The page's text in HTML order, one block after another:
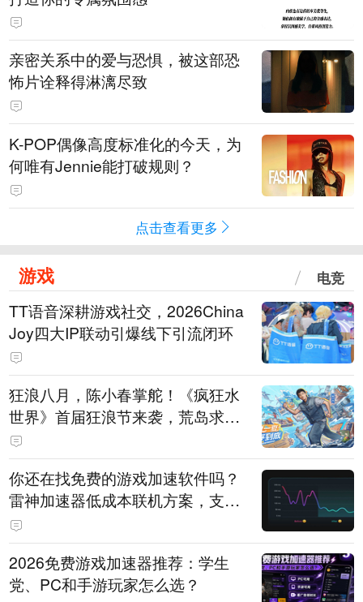
亲密关系中的爱与恐惧，被这部恐
怖片诠释得淋漓尽致
K-POP偶像高度标准化的今天，为
何唯有Jennie能打破规则？
点击查看更多
游戏 电竞
TT语音深耕游戏社交，2026China
Joy四大IP联动引爆线下引流闭环
狂浪八月，陈小春掌舵！《疯狂水
世界》首届狂浪节来袭，荒岛求生
直播即将开启
你还在找免费的游戏加速软件吗？
雷神加速器低成本联机方案，支持
免费试用
2026免费游戏加速器推荐：学生
党、PC和手游玩家怎么选？